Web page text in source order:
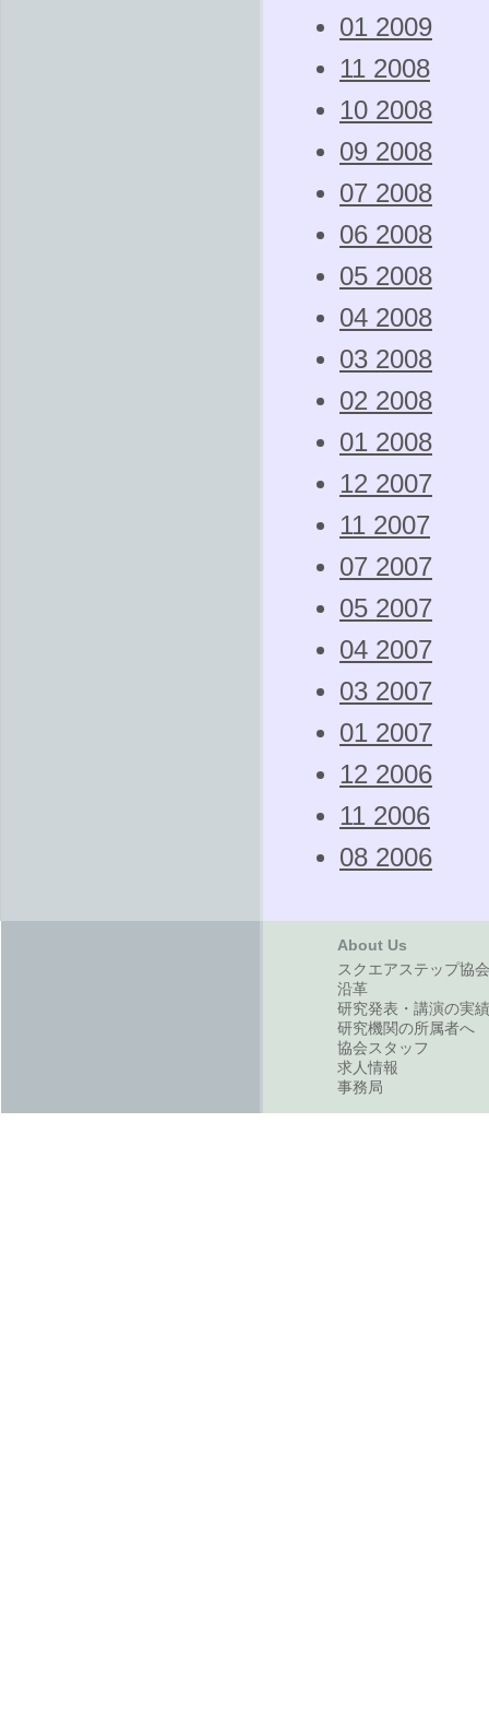
01 2009
11 2008
10 2008
09 2008
07 2008
06 2008
05 2008
04 2008
03 2008
02 2008
01 2008
12 2007
11 2007
07 2007
05 2007
04 2007
03 2007
01 2007
12 2006
11 2006
08 2006
About Us
スクエアステップ協
沿革
研究発表・講演の実績
研究機関の所属者へ
協会スタッフ
求人情報
事務局